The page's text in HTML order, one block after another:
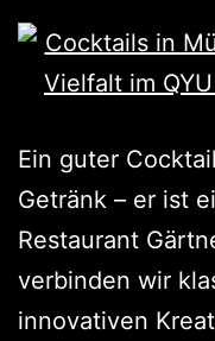
Ein guter
Getränk – er ist
Restaurant
verbinden wir
innovativen